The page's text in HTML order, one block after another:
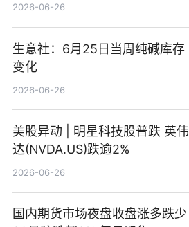
2026-06-26
生意社：6月25日当周纯碱库存
变化
2026-06-26
美股异动 | 明星科技股普跌 英伟
达(NVDA.US)跌逾2%
2026-06-26
国内期货市场夜盘收盘涨多跌少